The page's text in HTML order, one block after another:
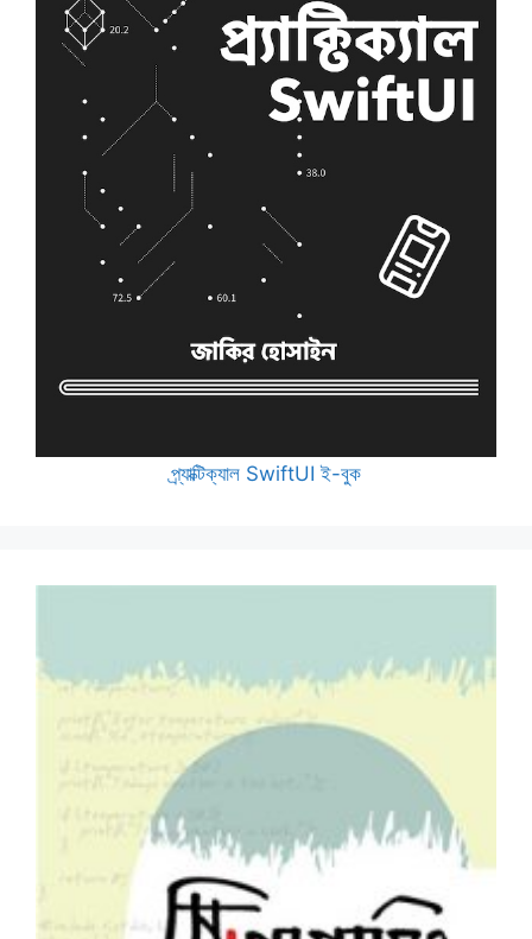
প্র্যাক্টিক্যাল SwiftUI ই-বুক